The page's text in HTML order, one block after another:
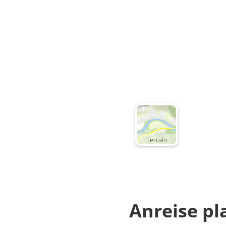
Terrain
Anreise